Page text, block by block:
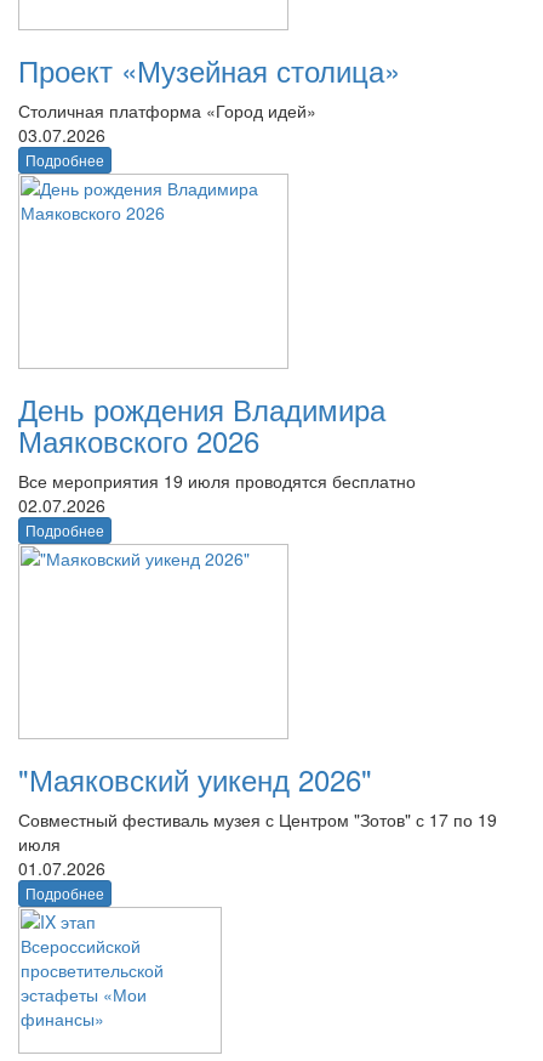
Проект «Музейная столица»
Столичная платформа «Город идей»
03.07.2026
Подробнее
День рождения Владимира
Маяковского 2026
Все мероприятия 19 июля проводятся бесплатно
02.07.2026
Подробнее
"Маяковский уикенд 2026"
Совместный фестиваль музея с Центром "Зотов" с 17 по 19
июля
01.07.2026
Подробнее